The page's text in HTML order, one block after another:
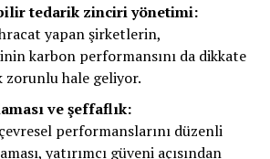
tedarik zinciri yönetimi:
yapan şirketlerin,
karbon performansını da dikkate
zorunlu hale geliyor.
ve şeffaflık:
performanslarını düzenli
yatırımcı güveni açısından